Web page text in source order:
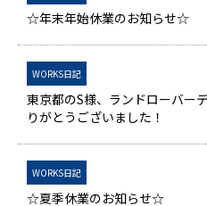
☆年末年始休業のお知らせ☆
WORKS日記
東京都のS様、ランドローバー
りがとうございました！
WORKS日記
☆夏季休業のお知らせ☆